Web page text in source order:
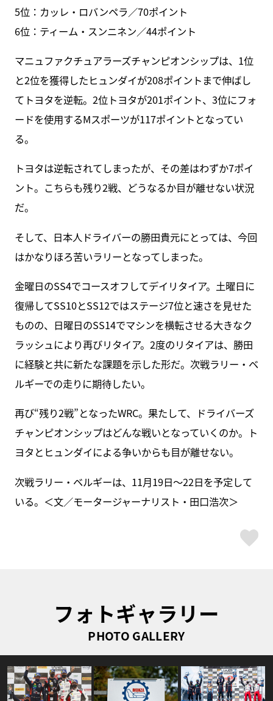
5位：カッレ・ロバンペラ／70ポイント
6位：ティーム・スンニネン／44ポイント
マニュファクチュアラーズチャンピオンシップは、1位
と2位を獲得したヒュンダイが208ポイントまで伸ばし
てトヨタを逆転。2位トヨタが201ポイント、3位にフォ
ードを使用するMスポーツが117ポイントとなってい
る。
トヨタは逆転されてしまったが、その差はわずか7ポイ
ント。こちらも残り2戦、どうなるか目が離せない状況
だ。
そして、日本人ドライバーの勝田貴元にとっては、今回
はかなりほろ苦いラリーとなってしまった。
金曜日のSS4でコースオフしてデイリタイア。土曜日に
復帰してSS10とSS12ではステージ7位と速さを見せた
ものの、日曜日のSS14でマシンを横転させる大きなク
ラッシュにより再びリタイア。2度のリタイアは、勝田
に経験と共に新たな課題を示した形だ。次戦ラリー・ベ
ルギーでの走りに期待したい。
再び“残り2戦”となったWRC。果たして、ドライバーズ
チャンピオンシップはどんな戦いとなっていくのか。ト
ヨタとヒュンダイによる争いからも目が離せない。
次戦ラリー・ベルギーは、11月19日～22日を予定して
いる。＜文／モータージャーナリスト・田口浩次＞
フォトギャラリー
PHOTO GALLERY